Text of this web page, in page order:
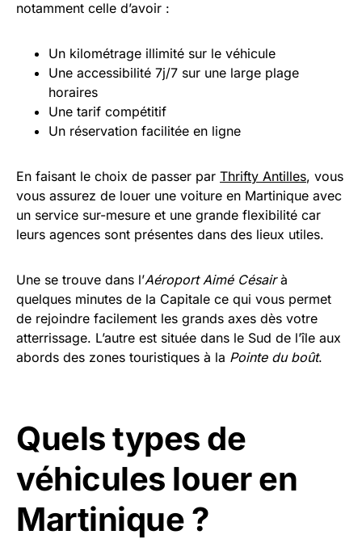
notamment celle d’avoir :
Un kilométrage illimité sur le véhicule
Une accessibilité 7j/7 sur une large plage
horaires
Une tarif compétitif
Un réservation facilitée en ligne
En faisant le choix de passer par Thrifty Antilles, vous
vous assurez de louer une voiture en Martinique avec
un service sur-mesure et une grande flexibilité car
leurs agences sont présentes dans des lieux utiles.
Une se trouve dans l’Aéroport Aimé Césairà
quelques minutes de la Capitale ce qui vous permet
de rejoindre facilement les grands axes dès votre
atterrissage. L’autre est située dans le Sud de l’île aux
abords des zones touristiques à la Pointe du boût.
Quels types de
véhicules louer en
Martinique ?